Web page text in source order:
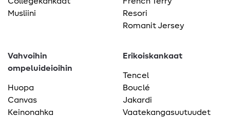
Musliini
Resori
Romanit Jersey
Vahvoihin
ompeluideioihin
Huopa
Canvas
Keinonahka
Erikoiskankaat
Tencel
Bouclé
Jakardi
Vaatekangasuutuudet